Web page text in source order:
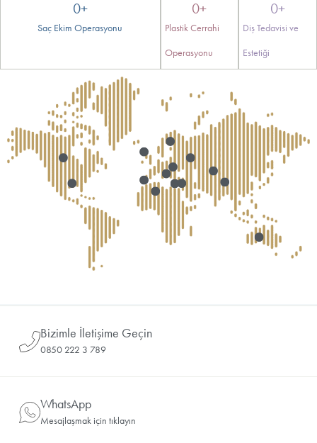
Saç Ekim Operasyonu
0+
Plastik Cerrahi
Operasyonu
0+
Diş Tedavisi ve
Estetiği
0+
Bizimle İletişime Geçin
0850 222 3 789
WhatsApp
Mesajlaşmak için tıklayın